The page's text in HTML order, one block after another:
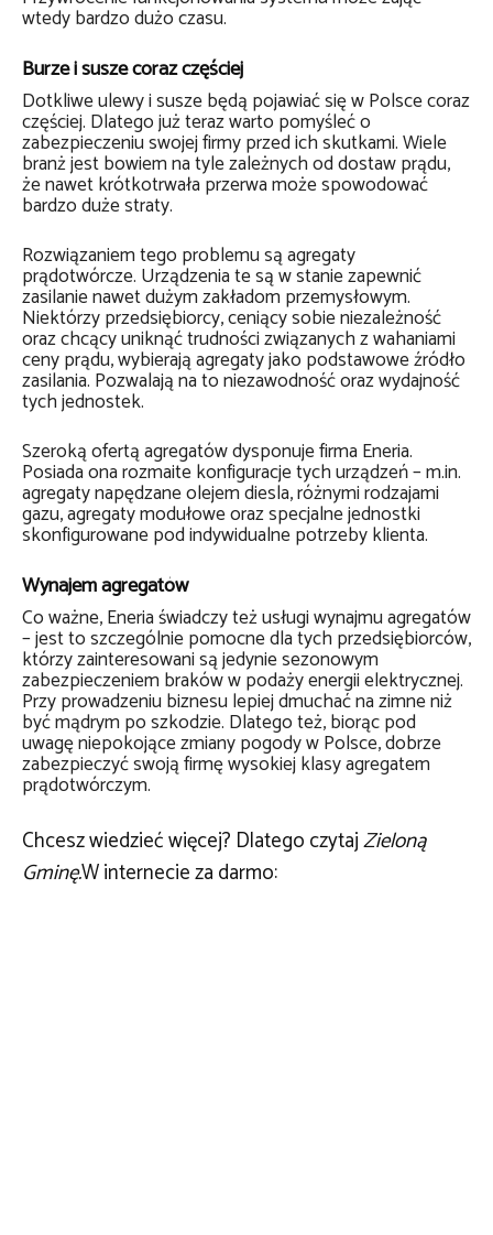
wtedy bardzo dużo czasu.
Burze i susze coraz częściej
Dotkliwe ulewy i susze będą pojawiać się w Polsce coraz
częściej. Dlatego już teraz warto pomyśleć o
zabezpieczeniu swojej firmy przed ich skutkami. Wiele
branż jest bowiem na tyle zależnych od dostaw prądu,
że nawet krótkotrwała przerwa może spowodować
bardzo duże straty.
Rozwiązaniem tego problemu są agregaty
prądotwórcze. Urządzenia te są w stanie zapewnić
zasilanie nawet dużym zakładom przemysłowym.
Niektórzy przedsiębiorcy, ceniący sobie niezależność
oraz chcący uniknąć trudności związanych z wahaniami
ceny prądu, wybierają agregaty jako podstawowe źródło
zasilania. Pozwalają na to niezawodność oraz wydajność
tych jednostek.
Szeroką ofertą agregatów dysponuje firma Eneria.
Posiada ona rozmaite konfiguracje tych urządzeń – m.in.
agregaty napędzane olejem diesla, różnymi rodzajami
gazu, agregaty modułowe oraz specjalne jednostki
skonfigurowane pod indywidualne potrzeby klienta.
Wynajem agregatów
Co ważne, Eneria świadczy też usługi wynajmu agregatów
– jest to szczególnie pomocne dla tych przedsiębiorców,
którzy zainteresowani są jedynie sezonowym
zabezpieczeniem braków w podaży energii elektrycznej.
Przy prowadzeniu biznesu lepiej dmuchać na zimne niż
być mądrym po szkodzie. Dlatego też, biorąc pod
uwagę niepokojące zmiany pogody w Polsce, dobrze
zabezpieczyć swoją firmę wysokiej klasy agregatem
prądotwórczym.
Chcesz wiedzieć więcej? Dlatego czytajZieloną
Gminę.W internecie za darmo: